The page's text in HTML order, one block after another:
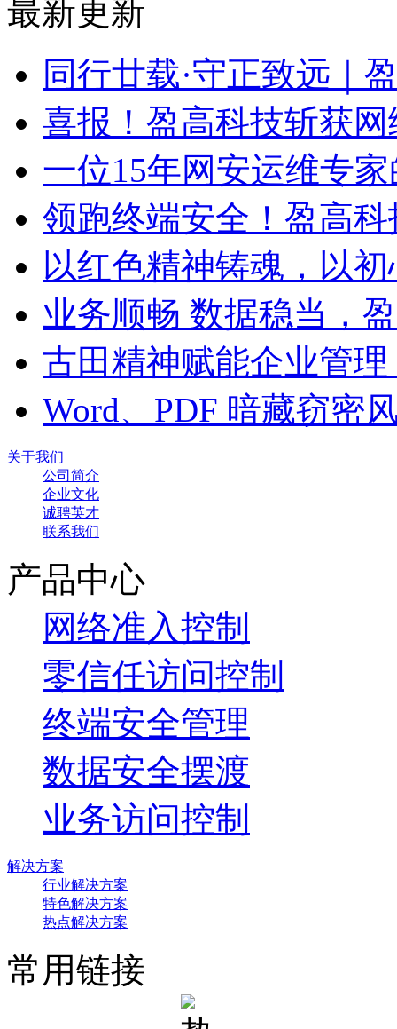
最新更新
同行廿载·守正致远｜
喜报！盈高科技斩获
一位15年网安运维专
领跑终端安全！盈高
以红色精神铸魂，以
业务顺畅 数据稳当，
古田精神赋能企业管
Word、PDF 暗藏窃密
关于我们
公司简介
企业文化
诚聘英才
联系我们
产品中心
网络准入控制
零信任访问控制
终端安全管理
数据安全摆渡
业务访问控制
解决方案
行业解决方案
特色解决方案
热点解决方案
常用链接